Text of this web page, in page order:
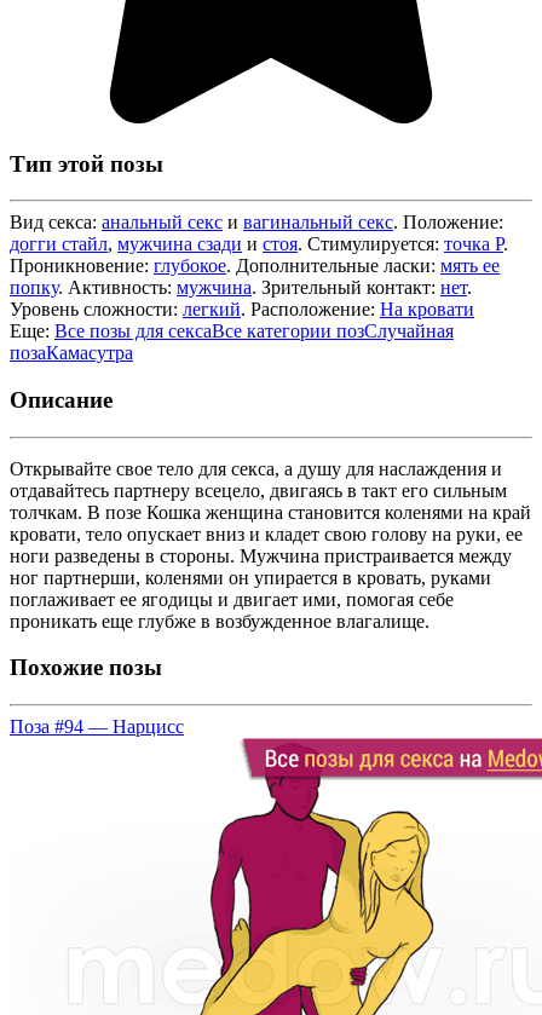
Тип этой позы
Вид секса: анальный секс и вагинальный секс. Положение:
догги стайл, мужчина сзади и стоя. Стимулируется: точка P.
Проникновение: глубокое. Дополнительные ласки: мять ее
попку. Активность: мужчина. Зрительный контакт: нет.
Уровень сложности: легкий. Расположение: На кровати
Еще: Все позы для сексаВсе категории позСлучайная
позаКамасутра
Описание
Открывайте свое тело для секса, а душу для наслаждения и
отдавайтесь партнеру всецело, двигаясь в такт его сильным
толчкам. В позе Кошка женщина становится коленями на край
кровати, тело опускает вниз и кладет свою голову на руки, ее
ноги разведены в стороны. Мужчина пристраивается между
ног партнерши, коленями он упирается в кровать, руками
поглаживает ее ягодицы и двигает ими, помогая себе
проникать еще глубже в возбужденное влагалище.
Похожие позы
Поза #94 — Нарцисс